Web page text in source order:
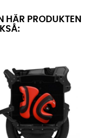
HÄR PRODUKTEN